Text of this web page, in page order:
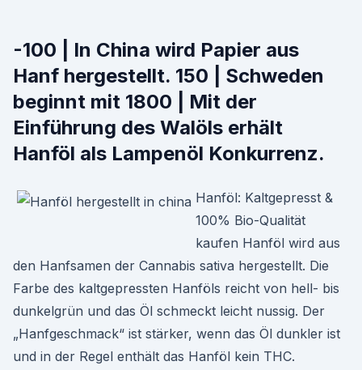
-100 | In China wird Papier aus
Hanf hergestellt. 150 | Schweden
beginnt mit 1800 | Mit der
Einführung des Walöls erhält
Hanföl als Lampenöl Konkurrenz.
Hanföl: Kaltgepresst &
100% Bio-Qualität
kaufen Hanföl wird aus
den Hanfsamen der Cannabis sativa hergestellt. Die
Farbe des kaltgepressten Hanföls reicht von hell- bis
dunkelgrün und das Öl schmeckt leicht nussig. Der
„Hanfgeschmack“ ist stärker, wenn das Öl dunkler ist
und in der Regel enthält das Hanföl kein THC.